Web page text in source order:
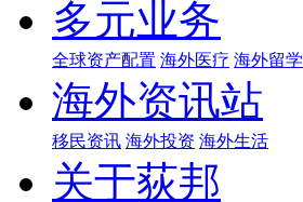
多元业务
全球资产配置 海外医疗 海外留学
海外资讯站
移民资讯 海外投资 海外生活
关于荻邦